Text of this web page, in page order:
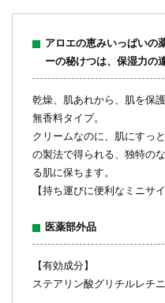
アロエの恵みいっぱいの
ーの秘けつは、保湿力の
乾燥、肌あれから、肌を保
無香料タイプ。
クリームなのに、肌にすっ
の製法で得られる、独特の
る肌に保ちます。
【持ち運びに便利なミニサイ
医薬部外品
【有効成分】
ステアリン酸グリチルレチ